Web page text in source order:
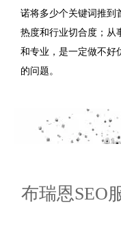
诺将多少个关键词推到
热度和行业切合度；从
和专业，是一定做不好
的问题。
布瑞恩